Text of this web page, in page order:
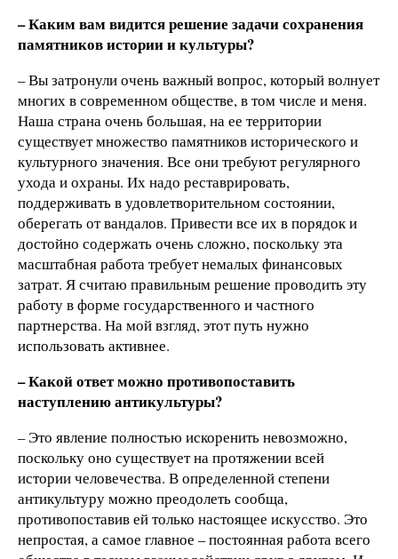
– Каким вам видится решение задачи сохранения
памятников истории и культуры?
– Вы затронули очень важный вопрос, который волнует
многих в современном обществе, в том числе и меня.
Наша страна очень большая, на ее территории
существует множество памятников исторического и
культурного значения. Все они требуют регулярного
ухода и охраны. Их надо реставрировать,
поддерживать в удовлетворительном состоянии,
оберегать от вандалов. Привести все их в порядок и
достойно содержать очень сложно, поскольку эта
масштабная работа требует немалых финансовых
затрат. Я считаю правильным решение проводить эту
работу в форме государственного и частного
партнерства. На мой взгляд, этот путь нужно
использовать активнее.
– Какой ответ можно противопоставить
наступлению антикультуры?
– Это явление полностью искоренить невозможно,
поскольку оно существует на протяжении всей
истории человечества. В определенной степени
антикультуру можно преодолеть сообща,
противопоставив ей только настоящее искусство. Это
непростая, а самое главное – постоянная работа всего